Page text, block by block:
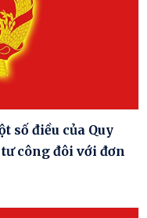
số điều của Quy
công đôi với đơn